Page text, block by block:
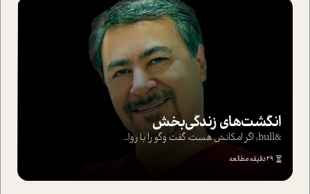
انگشت‌های‌ زندگی‌بخش
&bull; اگر امکانش هست، گفت وگو را با روا...
29 دقیقه مطالعه